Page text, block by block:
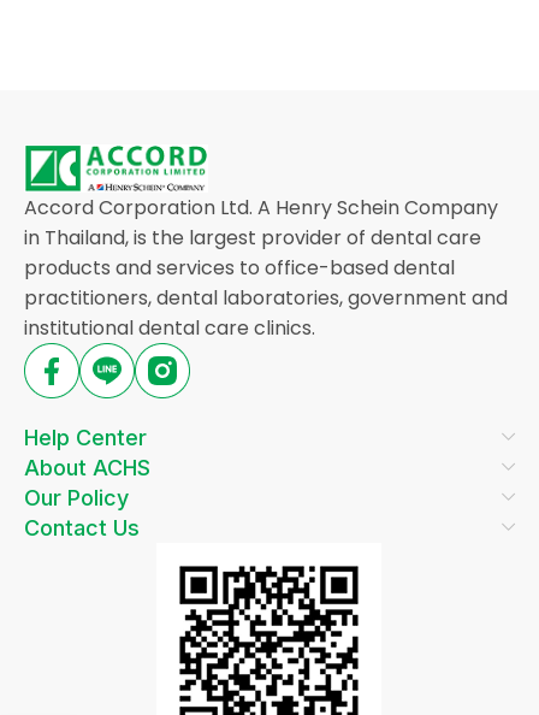
Accord Corporation Ltd. A Henry Schein Company
in Thailand, is the largest provider of dental care
products and services to office-based dental
practitioners, dental laboratories, government and
institutional dental care clinics.
Help Center
About ACHS
Our Policy
Contact Us